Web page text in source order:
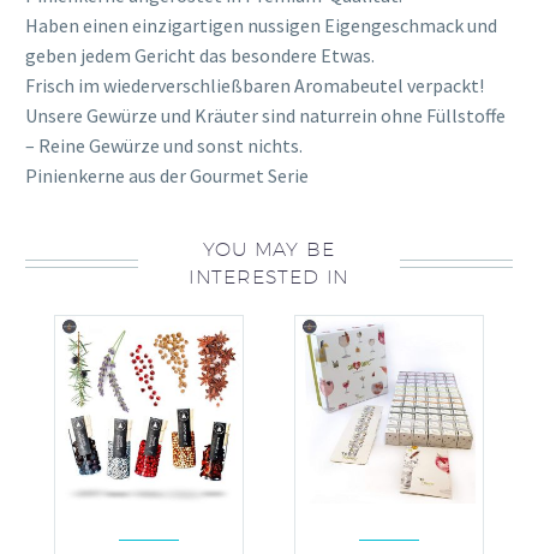
Haben einen einzigartigen nussigen Eigengeschmack und
geben jedem Gericht das besondere Etwas.
Frisch im wiederverschließbaren Aromabeutel verpackt!
Unsere Gewürze und Kräuter sind naturrein ohne Füllstoffe
– Reine Gewürze und sonst nichts.
Pinienkerne aus der Gourmet Serie
YOU MAY BE
INTERESTED IN